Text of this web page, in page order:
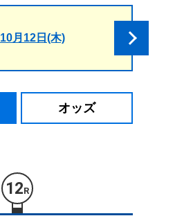
10月12日(木)
オッズ
12R